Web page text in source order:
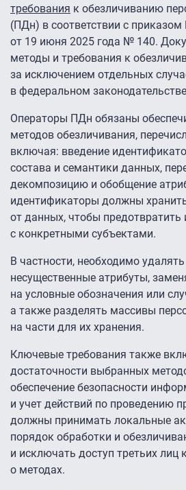
требования к обезличиванию
(ПДн) в соответствии с
от 19 июня 2025 года № 140.
методы и требования к
за исключением отдельных
в федеральном
Операторы ПДн обязаны
методов обезличивания,
включая: введение
состава и семантики данных,
декомпозицию и обобщение
идентификаторы должны
от данных, чтобы предотвратить
с конкретными субъектами.
В частности, необходимо
несущественные атрибуты,
на условные обозначения или
а также разделять массивы
на части для их хранения.
Ключевые требования также
достаточности выбранных
обеспечение безопасности
и учет действий по проведению
должны принимать локальные
порядок обработки и
и исключать доступ третьих лиц
о методах.